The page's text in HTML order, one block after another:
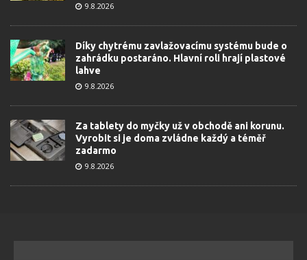
9.8.2026
Díky chytrému zavlažovacímu systému bude o
zahrádku postaráno. Hlavní roli hrají plastové
lahve
9.8.2026
Za tablety do myčky už v obchodě ani korunu.
Vyrobit si je doma zvládne každý a téměř
zadarmo
9.8.2026